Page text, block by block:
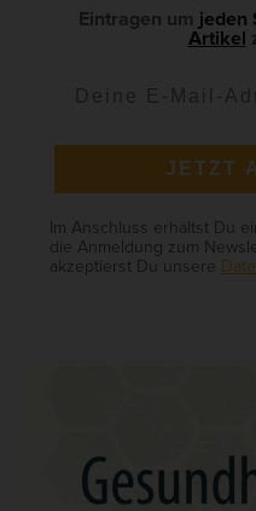
Eintragen um jeden
Artikel
JETZT
Im Anschluss erhältst Du
die Anmeldung zum
akzeptierst Du unsere